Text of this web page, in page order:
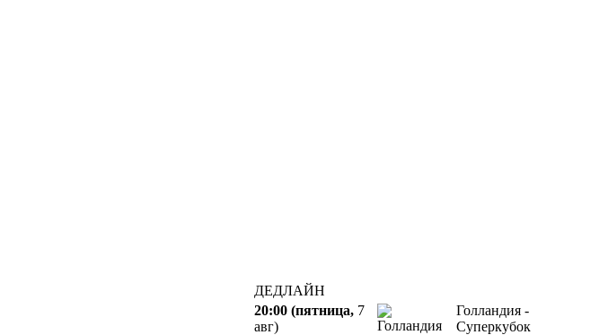
ДЕДЛАЙН
20:00 (пятница, 7
авг)
Голландия -
Суперкубок